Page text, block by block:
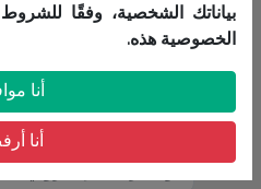
(+213) 021 98 01 00|01|02
contact@cnese.dz
اقتراحات أو مبادرات
سجلوا و كونوا على اطلاع
بياناتك الشخصية، وفقًا
الخصوصية هذه.
أنا
أنا